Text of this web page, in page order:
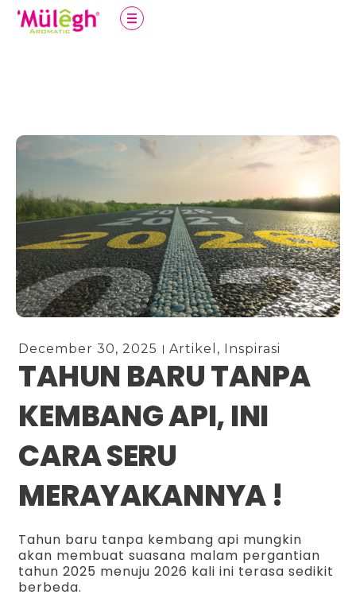
December 30, 2025 Artikel , Inspirasi
TAHUN BARU TANPA
KEMBANG API, INI
CARA SERU
MERAYAKANNYA !
Tahun baru tanpa kembang api mungkin
akan membuat suasana malam pergantian
tahun 2025 menuju 2026 kali ini terasa sedikit
berbeda.